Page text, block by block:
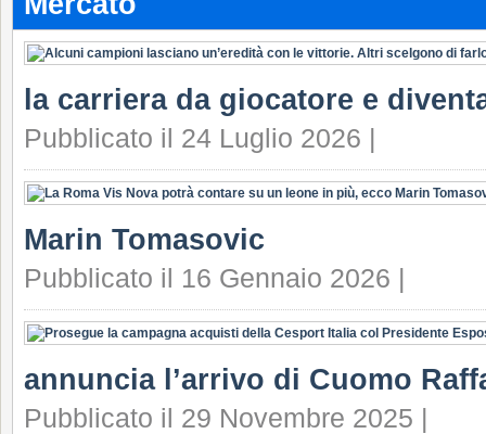
la carriera da giocatore e
Pubblicato il 24 Luglio 2026 |
Marin Tomasovic
Pubblicato il 16 Gennaio 2026 |
annuncia l’arrivo di Cuomo
Pubblicato il 29 Novembre 2025 |